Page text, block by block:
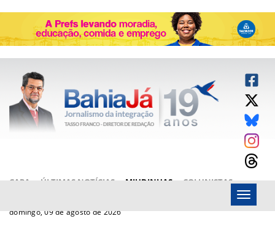
CAPA ÚLTIMAS NOTÍCIAS MIUDINHAS
COLUNISTAS
domingo, 09 de agosto de 2026
Menu